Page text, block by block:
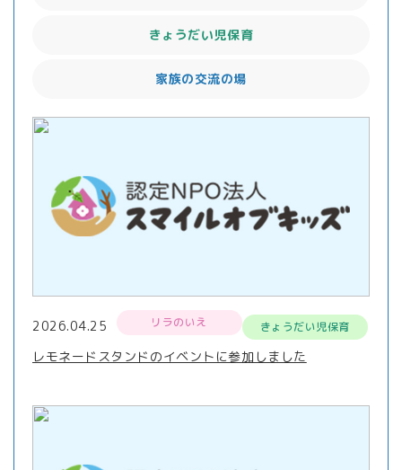
きょうだい児保育
家族の交流の場
2026.04.25 リラのいえ きょうだい児保育
レモネードスタンドのイベントに参加しました